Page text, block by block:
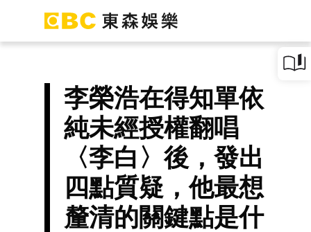
李榮浩在得知單依
純未經授權翻唱
〈李白〉後，發出
四點質疑，他最想
釐清的關鍵點是什